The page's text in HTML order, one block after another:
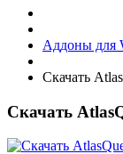
Аддоны для
Скачать
Скачать